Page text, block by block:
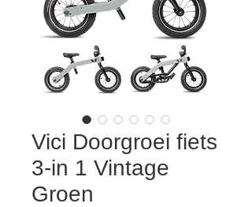
Vici Doorgroei fiets
3-in 1 Vintage
Groen